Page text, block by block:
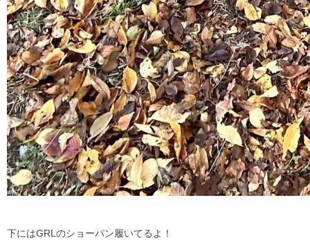
下にはGRLのショーパン履いてるよ！